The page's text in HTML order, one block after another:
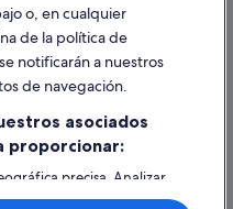
vacacional
o, en cualquier
de la política de
notificarán a nuestros
de navegación.
asociados
proporcionar:
precisa. Analizar
dispositivo para su